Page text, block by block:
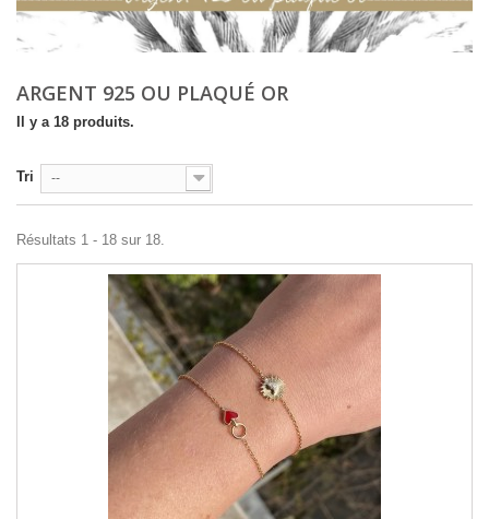
ARGENT 925 OU PLAQUÉ OR
Il y a 18 produits.
Tri --
Résultats 1 - 18 sur 18.